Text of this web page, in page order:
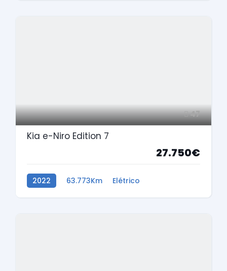
47
Kia e-Niro Edition 7
27.750€
2022 63.773Km Elétrico